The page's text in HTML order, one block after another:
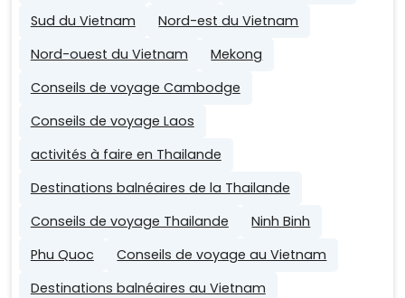
Sud du Vietnam
Nord-est du Vietnam
Nord-ouest du Vietnam
Mekong
Conseils de voyage Cambodge
Conseils de voyage Laos
activités à faire en Thailande
Destinations balnéaires de la Thailande
Conseils de voyage Thailande
Ninh Binh
Phu Quoc
Conseils de voyage au Vietnam
Destinations balnéaires au Vietnam